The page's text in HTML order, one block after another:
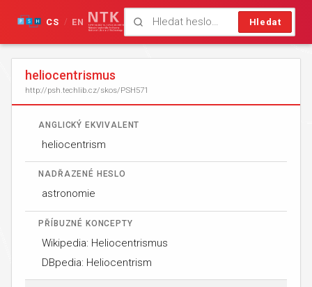
Hledat
CS / EN
heliocentrismus
http://psh.techlib.cz/skos/PSH571
ANGLICKÝ EKVIVALENT
heliocentrism
NADŘAZENÉ HESLO
astronomie
PŘÍBUZNÉ KONCEPTY
Wikipedia: Heliocentrismus
DBpedia: Heliocentrism